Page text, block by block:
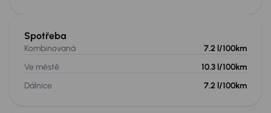
Spotřeba
Kombinovaná
7.2 l/100km
Ve městě
10.3 l/100km
Dálnice
7.2 l/100km